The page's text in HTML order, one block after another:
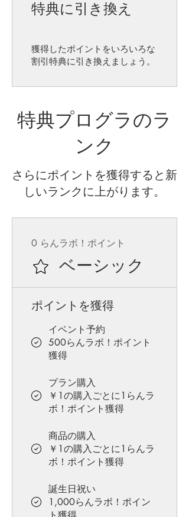
特典に引き換え
獲得したポイントをいろいろな
割引特典に引き換えましょう。
特典プログラのラ
ンク
さらにポイントを獲得すると新
しいランクに上がります。
ベーシック
0 らんラボ！ポイント
ポイントを獲得
イベント予約
500らんラボ！ポイント
獲得
プラン購入
￥1の購入ごとに1らんラ
ボ！ポイント獲得
商品の購入
￥1の購入ごとに1らんラ
ボ！ポイント獲得
誕生日祝い
1,000らんラボ！ポイン